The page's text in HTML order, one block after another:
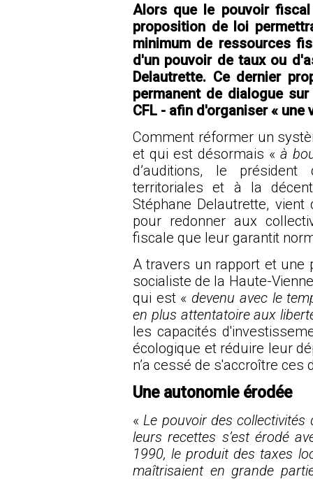
Alors que le pouvoir
proposition de loi
minimum de ressources
d'un pouvoir de taux ou
Delautrette. Ce dernier
permanent de dialogue
CFL - afin d'organiser «
Comment réformer un
et qui est désormais «à
d’auditions, le
territoriales et à la
Stéphane Delautrette,
pour redonner aux
fiscale que leur garantit
A travers un rapport et une
socialiste de la Haute-
qui est «devenu avec le
en plus attentatoire aux
les capacités
écologique et réduire leur
n’a cessé de s'accroître ces
Une autonomie érodée
« Le pouvoir des
leurs recettes s’est érodé
1990, le produit des taxes
maîtrisaient en grande